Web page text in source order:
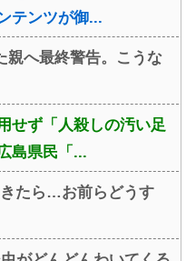
テンツが御...
親へ最終警告。こうな
せず「人殺しの汚い足
島県民「...
たら…お前らどうす